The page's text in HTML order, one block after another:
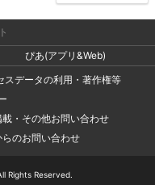
ぴあ(アプリ&Web)
スデータの利用・著作権等
・その他お問い合わせ
のお問い合わせ
Rights Reserved.